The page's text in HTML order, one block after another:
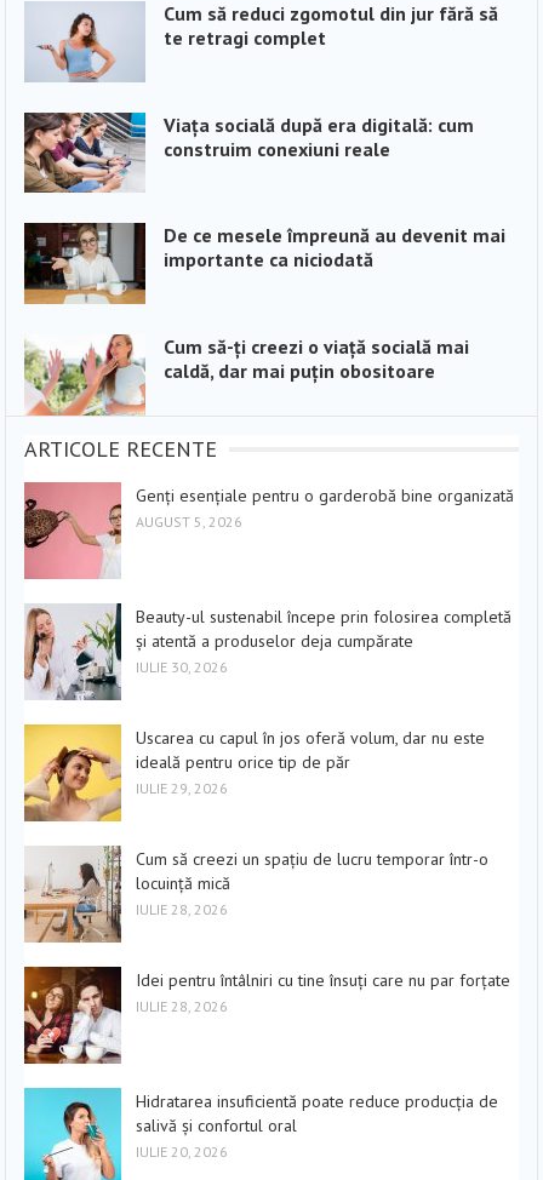
Cum să reduci zgomotul din jur fără să
te retragi complet
Viața socială după era digitală: cum
construim conexiuni reale
De ce mesele împreună au devenit mai
importante ca niciodată
Cum să-ți creezi o viață socială mai
caldă, dar mai puțin obositoare
ARTICOLE RECENTE
Genți esențiale pentru o garderobă bine organizată
AUGUST 5, 2026
Beauty-ul sustenabil începe prin folosirea completă
și atentă a produselor deja cumpărate
IULIE 30, 2026
Uscarea cu capul în jos oferă volum, dar nu este
ideală pentru orice tip de păr
IULIE 29, 2026
Cum să creezi un spațiu de lucru temporar într-o
locuință mică
IULIE 28, 2026
Idei pentru întâlniri cu tine însuți care nu par forțate
IULIE 28, 2026
Hidratarea insuficientă poate reduce producția de
salivă și confortul oral
IULIE 20, 2026